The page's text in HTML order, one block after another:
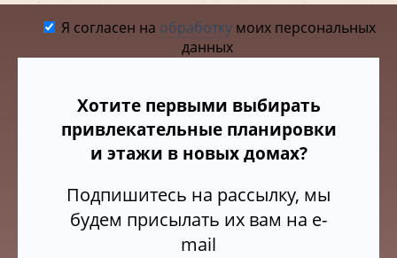
Я согласен на обработкумоих персональных
данных
Хотите первыми выбирать
привлекательные планировки
и этажи в новых домах?
Подпишитесь на рассылку, мы
будем присылать их вам на e-
mail